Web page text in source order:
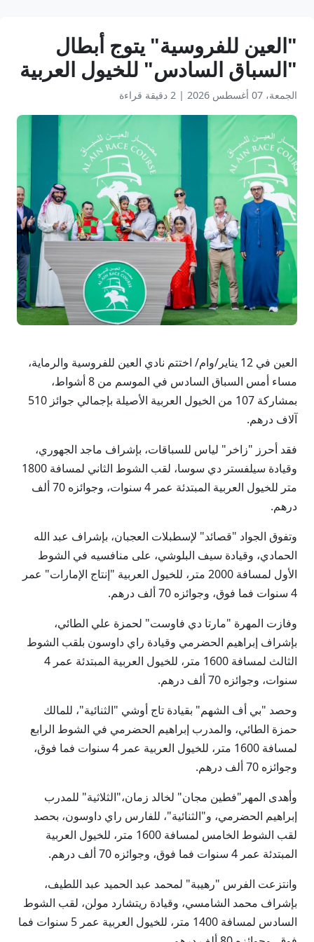
"العين للفروسية" يتوج أبطال
"السباق السادس" للخيول العربية
الجمعة، 07 أغسطس 2026 | 2 دقيقة قراءة
العين في 12 يناير/وام/ اختتم نادي العين للفروسية والرماية،
مساء أمس السباق السادس في الموسم من 8 أشواط،
بمشاركة 107 من الخيول العربية الأصيلة بإجمالي جوائز 510
آلاف درهم.
فقد أحرز "زاخر" لياس للسباقات، بإشراف ماجد الجهوري،
وقيادة سيلفستر دي سوسا، لقب الشوط الثاني لمسافة 1800
متر للخيول العربية المبتدئة عمر 4 سنوات، وجوائزه 70 ألف
درهم.
وتفوق الجواد "قصائد" لإسطبلات العجبان، بإشراف عبد الله
الحمادي، وقيادة سيف البلوشي، على منافسيه في الشوط
الأول لمسافة 2000 متر، للخيول العربية "إنتاج الإمارات" عمر
4 سنوات فما فوق، وجوائزه 70 ألف درهم.
وفازت المهرة "مارتا دي فاوست" لحمزة علي الطائي،
بإشراف إبراهيم الحضرمي وقيادة راي داوسون بلقب الشوط
الثالث لمسافة 1600 متر، للخيول العربية المبتدئة عمر 4
سنوات، وجوائزه 70 ألف درهم.
وحصد "بي أف الشهم" بقيادة تاج أوشي "الثنائية"، للمالك
حمزة الطائي، والمدرب إبراهيم الحضرمي في الشوط الرابع
لمسافة 1600 متر، للخيول العربية عمر 4 سنوات فما فوق،
وجوائزه 70 ألف درهم.
وأهدى المهر"فطين مجان" لخالد زمان،"الثلاثية" للمدرب
إبراهيم الحضرمي، و"الثنائية"، للفارس راي داوسون، بحصد
لقب الشوط الخامس لمسافة 1600 متر، للخيول العربية
المبتدئة عمر 4 سنوات فما فوق، وجوائزه 70 ألف درهم.
وانتزعت الفرس "رهيبة" لمحمد عبد الحميد عبد اللطيف،
بإشراف محمد الشامسي، وقيادة ريتشارد مولن، لقب الشوط
السادس لمسافة 1400 متر، للخيول العربية عمر 5 سنوات فما